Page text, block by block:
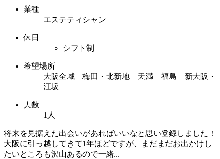
業種
エステティシャン
休日
シフト制
希望場所
大阪全域 梅田・北新地 天満 福島 新大阪・
江坂
人数
1人
将来を見据えた出会いがあればいいなと思い登録しました！
大阪に引っ越してきて1年ほどですが、まだまだお出かけし
たいところも沢山あるので一緒...